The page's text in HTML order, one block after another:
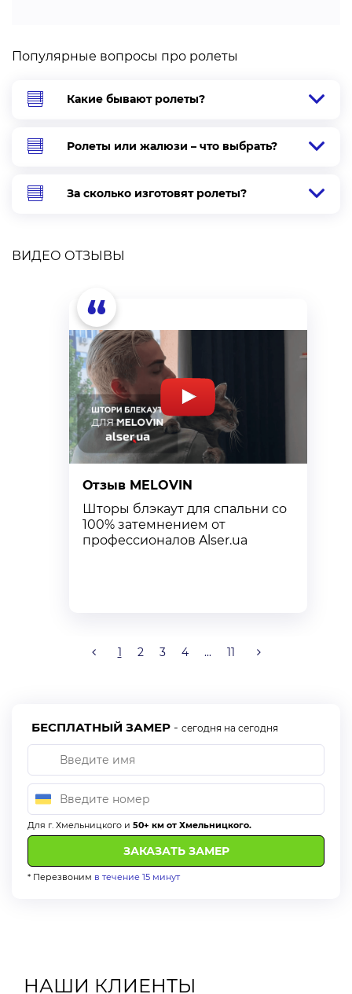
Популярные вопросы про ролеты
Какие бывают ролеты?
Ролеты или жалюзи – что выбрать?
За сколько изготовят ролеты?
ВИДЕО ОТЗЫВЫ
“
Отзыв MELOVIN
Шторы блэкаут для спальни со
100% затемнением от
профессионалов Alser.ua
1 2 3 4 ... 11
БЕСПЛАТНЫЙ ЗАМЕР - сегодня на сегодня
Для г. Хмельницкого и 50+ км от Хмельницкого.
* Перезвоним в течение 15 минут
НАШИ КЛИЕНТЫ